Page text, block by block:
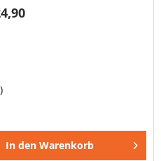
In den Warenkorb